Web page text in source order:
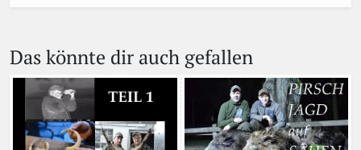
Das könnte dir auch gefallen